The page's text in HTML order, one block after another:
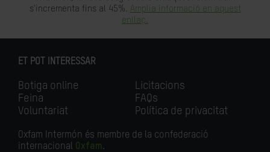
s'incrementa fins al 45%. Amplia informació en aquest
enllaç.
ET POT INTERESSAR
Botiga online
Feina
Voluntariat
Licitacions
FAQs
Política de privacitat
Oxfam Intermón és membre de la confederació
internacional Oxfam.